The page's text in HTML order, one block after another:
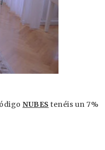
NUBES tenéis un 7%